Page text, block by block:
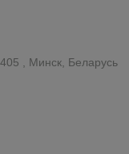
, Минск, Беларусь